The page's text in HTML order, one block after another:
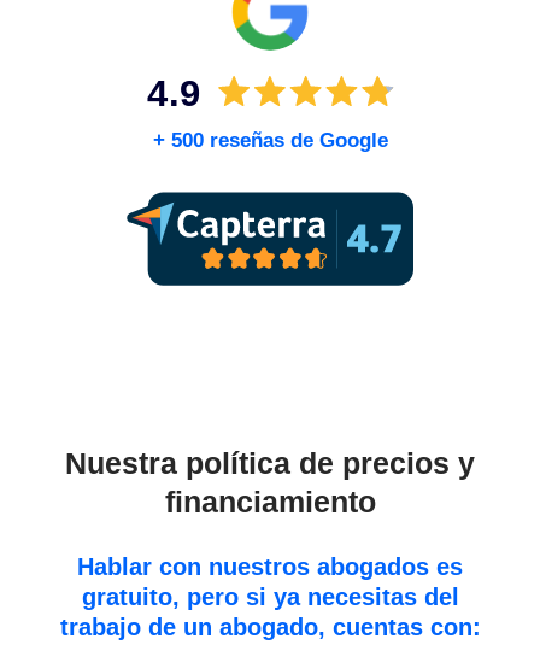
+ 500 reseñas de Google
Nuestra política de precios y